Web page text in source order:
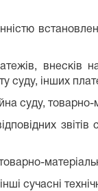
внесків
суду, інших
суду, товарно-
сучасні